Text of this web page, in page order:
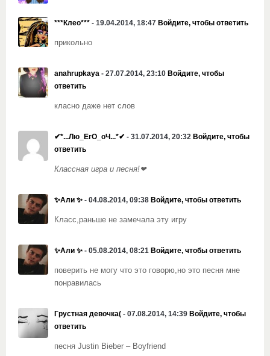
***Клео*** - 19.04.2014, 18:47 Войдите, чтобы ответить
прикольно
anahrupkaya - 27.07.2014, 23:10 Войдите, чтобы
ответить
класно даже нет слов
✔*...Лю_ЕгО_оЧ...*✔ - 31.07.2014, 20:32 Войдите, чтобы
ответить
Классная игра и песня!❤
✨Али ✨ - 04.08.2014, 09:38 Войдите, чтобы ответить
Класс,раньше не замечала эту игру
✨Али ✨ - 05.08.2014, 08:21 Войдите, чтобы ответить
поверить не могу что это говорю,но это песня мне
понравилась
Грустная девочка( - 07.08.2014, 14:39 Войдите, чтобы
ответить
песня Justin Bieber – Boyfriend